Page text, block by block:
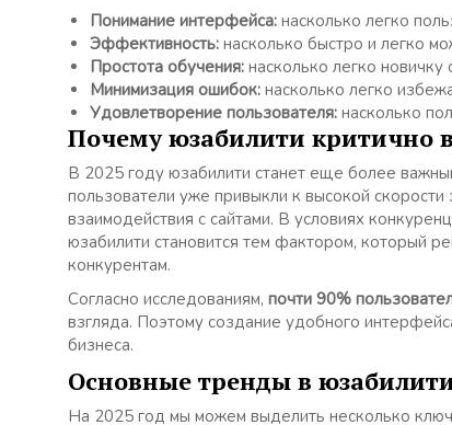
Понимание интерфейса: насколько легко
Эффективность: насколько быстро и легко
Простота обучения: насколько легко новичку
Минимизация ошибок: насколько легко
Удовлетворение пользователя: насколько
Почему юзабилити критично в
В 2025 году юзабилити станет еще более
пользователи уже привыкли к высокой скорости
взаимодействия с сайтами. В условиях
юзабилити становится тем фактором, который
конкурентам.
Согласно исследованиям, почти 90%
взгляда. Поэтому создание удобного
бизнеса.
Основные тренды в
На 2025 год мы можем выделить несколько